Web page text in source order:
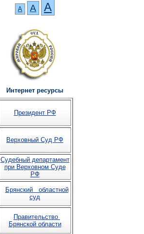
А А А
Интернет ресурсы
Президент РФ
Верховный Суд РФ
Судебный департамент
при Верховном Суде
РФ
Брянский областной
суд
Правительство
Брянской области